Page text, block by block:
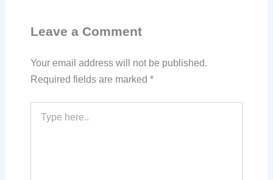
Leave a Comment
Your email address will not be published.
Required fields are marked *
here..